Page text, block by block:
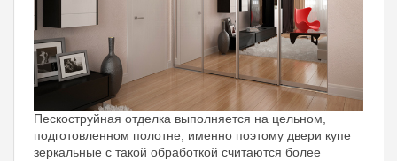
Пескоструйная отделка выполняется на цельном,
подготовленном полотне, именно поэтому двери купе
зеркальные с такой обработкой считаются более